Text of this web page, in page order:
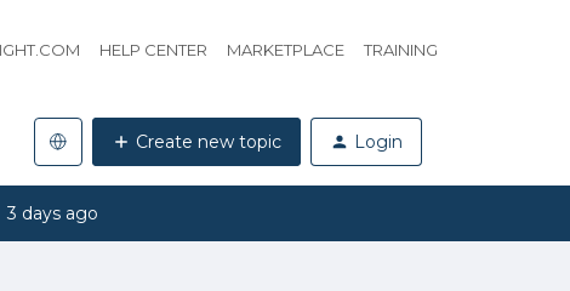
HELP CENTER MARKETPLACE TRAINING
Create new topic Login
3 days ago